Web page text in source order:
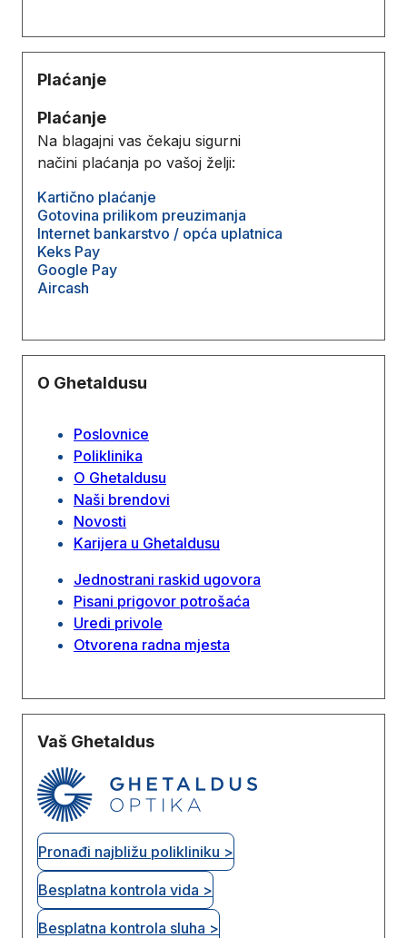
Plaćanje
Plaćanje
Na blagajni vas čekaju sigurni
načini plaćanja po vašoj želji:
Kartično plaćanje
Gotovina prilikom preuzimanja
Internet bankarstvo / opća uplatnica
Keks Pay
Google Pay
Aircash
O Ghetaldusu
Poslovnice
Poliklinika
O Ghetaldusu
Naši brendovi
Novosti
Karijera u Ghetaldusu
Jednostrani raskid ugovora
Pisani prigovor potrošaća
Uredi privole
Otvorena radna mjesta
Vaš Ghetaldus
Pronađi najbližu polikliniku >
Besplatna kontrola vida >
Besplatna kontrola sluha >